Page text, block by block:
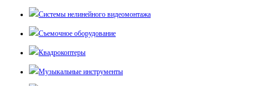
Системы нелинейного видеомонтажа
Съемочное оборудование
Квадрокоптеры
Музыкальные инструменты